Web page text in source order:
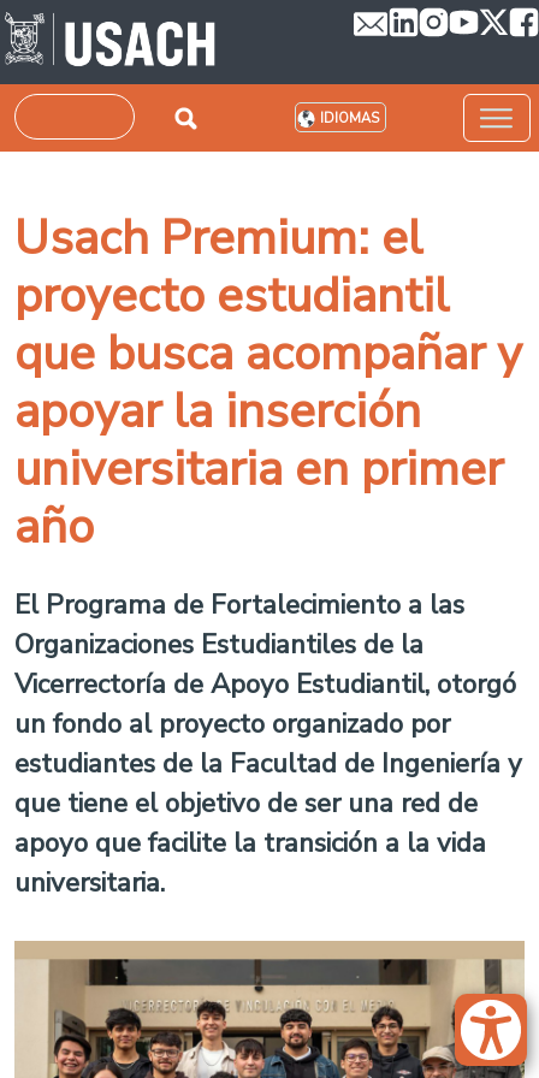
Pasar al contenido principal
Buscar IDIOMAS
Usach Premium: el
proyecto estudiantil
que busca acompañar y
apoyar la inserción
universitaria en primer
año
El Programa de Fortalecimiento a las
Organizaciones Estudiantiles de la
Vicerrectoría de Apoyo Estudiantil, otorgó
un fondo al proyecto organizado por
estudiantes de la Facultad de Ingeniería y
que tiene el objetivo de ser una red de
apoyo que facilite la transición a la vida
universitaria.